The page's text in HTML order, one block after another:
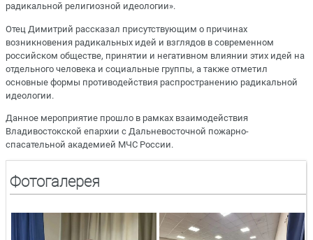
радикальной религиозной идеологии».
Отец Димитрий рассказал присутствующим о причинах
возникновения радикальных идей и взглядов в современном
российском обществе, принятии и негативном влиянии этих идей на
отдельного человека и социальные группы, а также отметил
основные формы противодействия распространению радикальной
идеологии.
Данное мероприятие прошло в рамках взаимодействия
Владивостокской епархии с Дальневосточной пожарно-
спасательной академией МЧС России.
Фотогалерея